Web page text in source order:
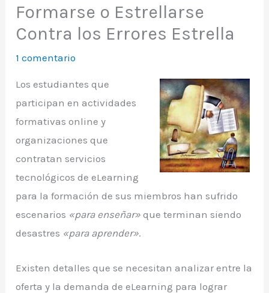
Formarse o Estrellarse
Contra los Errores Estrella
1 comentario
Los estudiantes que
participan en actividades
formativas online y
organizaciones que
contratan servicios
tecnológicos de eLearning
para la formación de sus miembros han sufrido
escenarios «para enseñar» que terminan siendo
desastres «para aprender».
Existen detalles que se necesitan analizar entre la
oferta y la demanda de eLearning para lograr